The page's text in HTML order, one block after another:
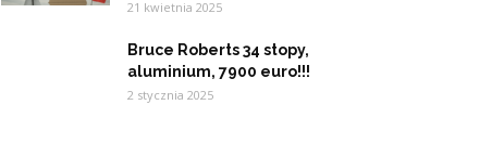
21 kwietnia 2025
Bruce Roberts 34 stopy,
aluminium, 7900 euro!!!
2 stycznia 2025